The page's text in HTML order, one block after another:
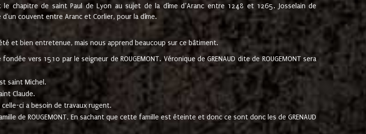
chapitre de saint Paul de Lyon au sujet de la dîme d’Aranc entre 1248 et 1265. Josselain de
d'un couvent entre Aranc et Corlier, pour la dîme.
et bien entretenue, mais nous apprend beaucoup sur ce bâtiment.
vers 1510 par le seigneur de ROUGEMONT. Véronique de GRENAUD dite de ROUGEMONT sera
saint Michel.
Claude.
celle-ci a besoin de travaux rugent.
de ROUGEMONT. En sachant que cette famille est éteinte et donc ce sont donc les de GRENAUD